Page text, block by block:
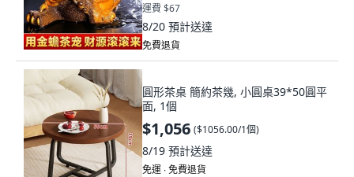
運費 $67
8/20 預計送達
免費退貨
圓形茶桌 簡約茶幾, 小圓桌39*50圓平
面, 1個
$1,056 ($1056.00/1個)
8/19 預計送達
免運 ∙ 免費退貨